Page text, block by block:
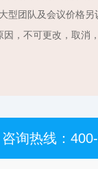
型团队及会议价格另
，不可更改，取消
咨询热线：